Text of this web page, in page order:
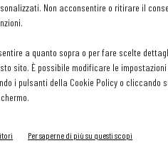
Non acconsentire o ritirare il
a quanto sopra o per fare scelte
sito. È possibile modificare le
i pulsanti della Cookie Policy o cliccando
Per saperne di più su questi scopi
grazie ad Alba Vitæ 2019
per l'autismo negli spazi
Alternativa Ambiente a
(Tv)
. Lo spazio dal 2016 ospita le
opportunità di inclusione sociale a